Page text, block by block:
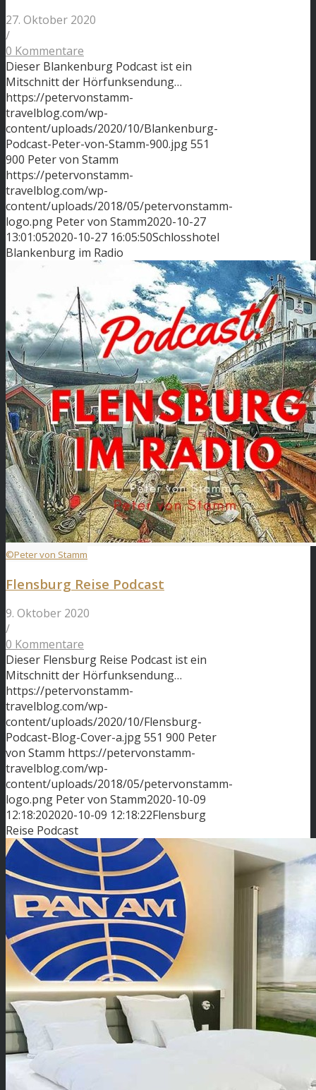
27. Oktober 2020
/
0 Kommentare
Dieser Blankenburg Podcast ist ein
Mitschnitt der Hörfunksendung…
https://petervonstamm-
travelblog.com/wp-
content/uploads/2020/10/Blankenburg-
Podcast-Peter-von-Stamm-900.jpg551
900 Peter von Stamm
https://petervonstamm-
travelblog.com/wp-
content/uploads/2018/05/petervonstamm-
logo.png Peter von Stamm2020-10-27
13:01:052020-10-27 16:05:50Schlosshotel
Blankenburg im Radio
©Peter von Stamm
Flensburg Reise Podcast
9. Oktober 2020
/
0 Kommentare
Dieser Flensburg Reise Podcast ist ein
Mitschnitt der Hörfunksendung…
https://petervonstamm-
travelblog.com/wp-
content/uploads/2020/10/Flensburg-
Podcast-Blog-Cover-a.jpg551 900 Peter
von Stamm https://petervonstamm-
travelblog.com/wp-
content/uploads/2018/05/petervonstamm-
logo.png Peter von Stamm2020-10-09
12:18:202020-10-09 12:18:22Flensburg
Reise Podcast